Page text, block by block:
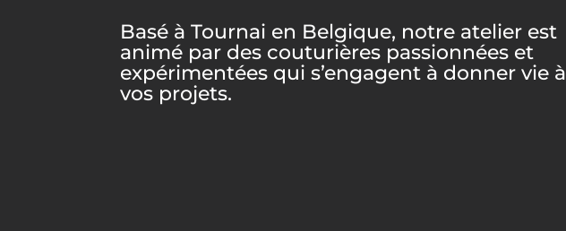
Basé à Tournai en Belgique, notre atelier est
animé par des couturières passionnées et
expérimentées qui s’engagent à donner vie à
vos projets.